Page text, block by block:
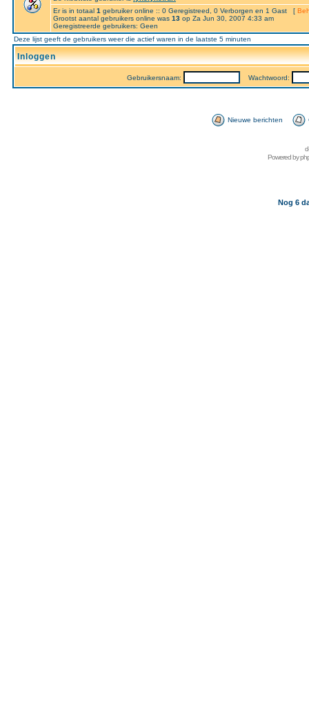
Er is in totaal 1 gebruiker online :: 0 Geregistreed, 0 Verborgen en 1 Gast [
Grootst aantal gebruikers online was 13 op Za Jun 30, 2007 4:33 am
Geregistreerde gebruikers: Geen
Deze lijst geeft de gebruikers weer die actief waren in de laatste 5 minuten
Inloggen
Gebruikersnaam: Wachtwoord:
Nieuwe berichten
Powered by
Nog 6